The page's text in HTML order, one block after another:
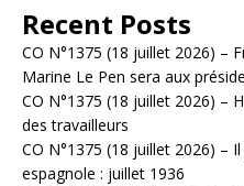
Recent Posts
CO N°1375 (18 juillet 2026) –
Marine Le Pen sera aux
CO N°1375 (18 juillet 2026) –
des travailleurs
CO N°1375 (18 juillet 2026) –
espagnole : juillet 1936